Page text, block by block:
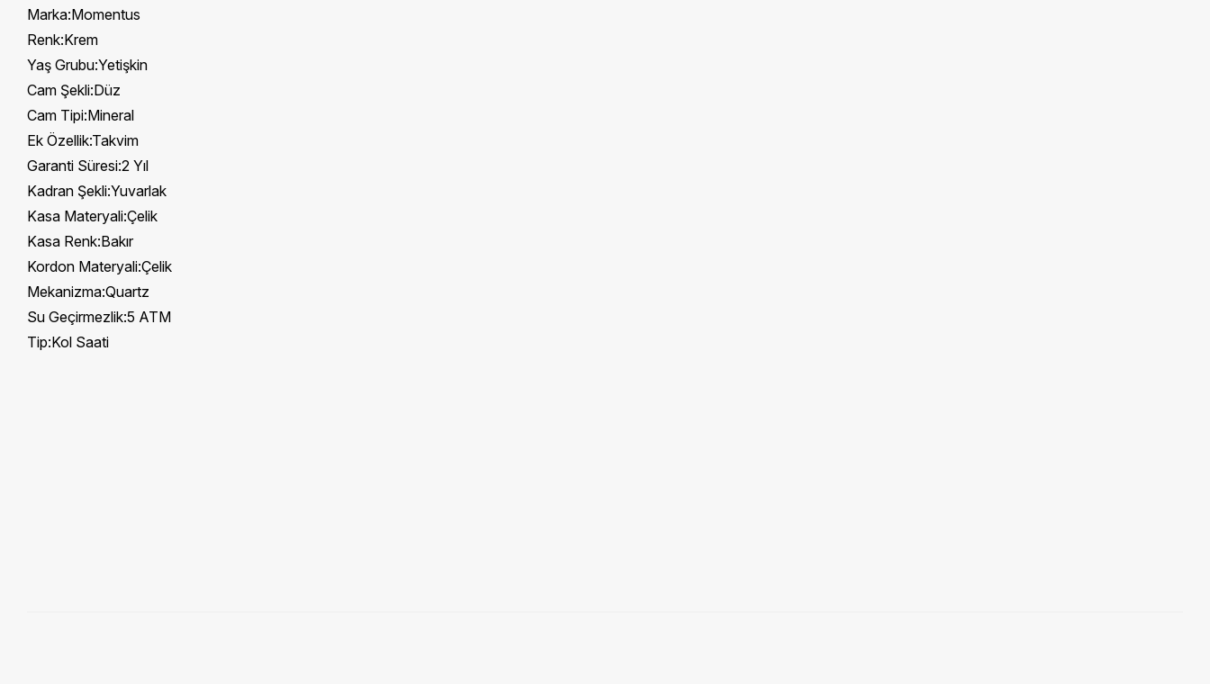
Marka:Momentus
Renk:Krem
Yaş Grubu:Yetişkin
Cam Şekli:Düz
Cam Tipi:Mineral
Ek Özellik:Takvim
Garanti Süresi:2 Yıl
Kadran Şekli:Yuvarlak
Kasa Materyali:Çelik
Kasa Renk:Bakır
Kordon Materyali:Çelik
Mekanizma:Quartz
Su Geçirmezlik:5 ATM
Tip:Kol Saati